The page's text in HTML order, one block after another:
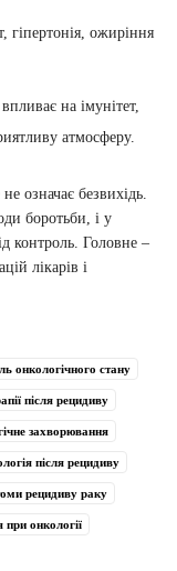
гіпертонія, ожиріння
на імунітет,
атмосферу.
означає безвихідь.
боротьби, і у
контроль. Головне –
лікарів і
онкологічного стану
після рецидиву
захворювання
після рецидиву
рецидиву раку
онкології